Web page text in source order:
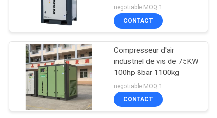
de la vitesse 20hp
negotiable MOQ:1
CONTACT
Compresseur d'air
industriel de vis de 75KW
100hp 8bar 1100kg
negotiable MOQ:1
CONTACT